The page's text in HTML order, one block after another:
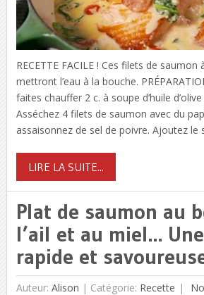
RECETTE FACILE ! Ces filets de
mettront l’eau à la bouche.
faites chauffer 2 c. à soupe d’huile
Asséchez 4 filets de saumon avec du
assaisonnez de sel de poivre. Ajoutez le
LIRE LA SUITE...
Plat de saumon au
l’ail et au miel…
rapide et
Auteur: Alison | Catégorie: Recette